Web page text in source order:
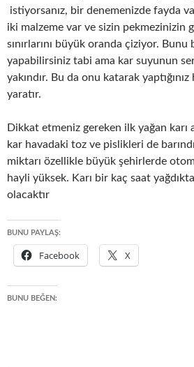
istiyorsanız, bir denemenizde fayda
iki malzeme var ve sizin pekmezinizin
sınırlarını büyük oranda çiziyor. Bunu
yapabilirsiniz tabi ama kar suyunun
yakındır. Bu da onu katarak
yaratır.
Dikkat etmeniz gereken ilk yağan karı
kar havadaki toz ve pislikleri de
miktarı özellikle büyük şehirlerde
hayli yüksek. Karı bir kaç saat
olacaktır
BUNU PAYLAŞ:
Facebook X
BUNU BEĞEN: